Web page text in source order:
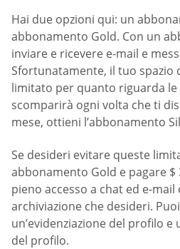
Hai due opzioni qui: un
abbonamento Gold. Con un
inviare e ricevere e-mail e
Sfortunatamente, il tuo spazio
limitato per quanto riguarda le
scomparirà ogni volta che ti
mese, ottieni l’abbonamento
Se desideri evitare queste
abbonamento Gold e pagare $
pieno accesso a chat ed e-
archiviazione che desideri.
un’evidenziazione del profilo e
del profilo.